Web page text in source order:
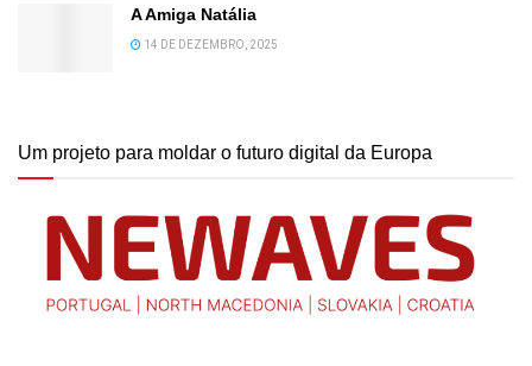
A Amiga Natália
14 DE DEZEMBRO, 2025
Um projeto para moldar o futuro digital da Europa